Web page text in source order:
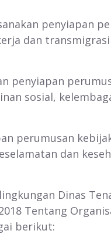
penyiapan
dan
penyiapan
sosial,
perumusan
dan
Dinas
Tentang
berikut: